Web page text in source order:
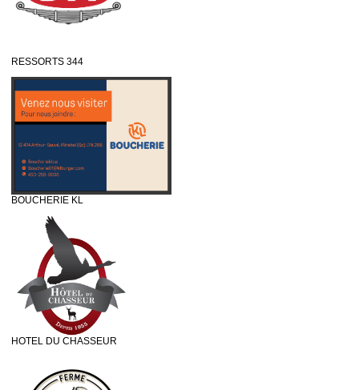
RESSORTS 344
BOUCHERIE KL
HOTEL DU CHASSEUR